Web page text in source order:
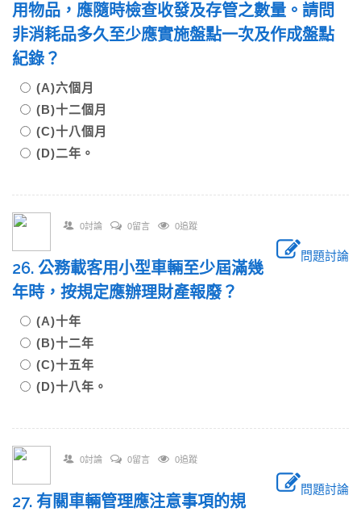
用物品，應隨時檢查收發及存管之數量。請問
非消耗品多久至少應實施盤點一次及作成盤點
紀錄？
(A)六個月
(B)十二個月
(C)十八個月
(D)二年。
0討論 0留言 0追蹤
問題討論
26. 公務載客用小型車輛至少屆滿幾
年時，按規定應辦理財產報廢？
(A)十年
(B)十二年
(C)十五年
(D)十八年。
0討論 0留言 0追蹤
問題討論
27. 有關車輛管理應注意事項的規